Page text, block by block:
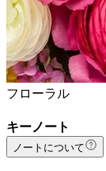
フローラル
キーノート
ノートについて